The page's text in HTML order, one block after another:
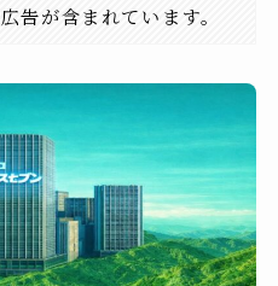
告が含まれています。